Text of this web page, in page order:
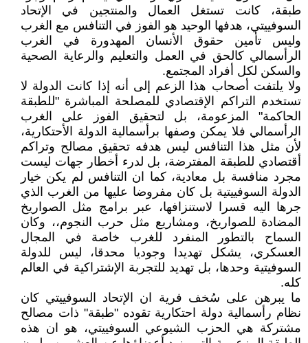
طبقة، كانت تستغل العمال والمنتجين في الإتحاد
السوفييتي، هدفها الوحيد هو الفوز في التنافس مع الغرب
وليس تأمين حقوق الأنسان المهدورة في الغرب
الرأسمالي كالحق في العمل والتعليم والرعاية الصحية
والسكن لكل أفراد المجتمع.
ولا يلتفت أصحاب هذا الزعم إلى أنه إذا كانت الدولة لا
تستخدم التراكم الإقتصادي للمصلحة المباشرة "للطبقة
الحاكمة" المزعومة، بل لتحقيق الفوز على الغرب
الرأسمالي فلا يمكن وصفها برأسمالية الدولة الأحتكارية،
لأن مثل هذا التنافس ليس هدفه تحقيق مصالح وتراكم
أقتصادي للطبقة المفترضة، بل لدرء أخطار جهات ليست
مجرد منافسة بل معادية، كما ان التنافس لم يكن خيار
الدولة السوفييتية بل كان مفروضا عليها من الغرب الذي
جرها اليه قسرا لاستنزافها، عبر برامج مثل الصواريخ
المضادة للصواريخ، ومشاريع مثل حرب النجوم،، وكان
السماح بالتطور المنفرد للغرب خاصة في المجال
العسكري، يشكل تهديدا وجوديا محدقا، ليس للدولة
السوفيتية وحدها، بل تهديد للتجربة الإشتراكية في العالم
كله.
ما يبرهن على سُخف فرية ان الإتحاد السوفييتي كان
نظام رأسمالية دولة احتكارية تقوده "طبقة" ذات مصالح
مشتركة هي الحزب الشيوعي السوفييتي، هو ان هذه